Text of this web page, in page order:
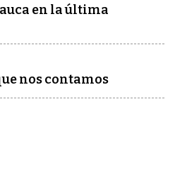
en la última
nos contamos